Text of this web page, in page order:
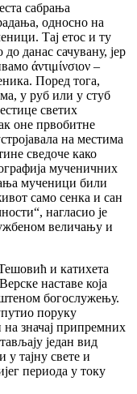
сабрања
односно на
Тај етос и ту
данас сачувану, јер
άντιμίνσιον –
Поред тога,
у руб или у стуб
светих
оне првобитне
на местима
сведоче како
мученичних
мученици били
само сенка и сан
нагласио је
величању и
и катихета
наставе која
богослужењу.
поруку
на значај припремних
један вид
у тајну свете и
периода у току